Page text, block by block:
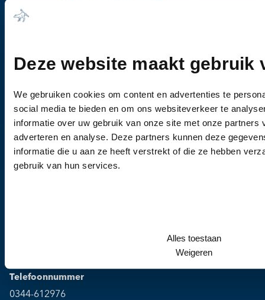
Deze website maakt gebruik
We gebruiken cookies om content en advertenties te
social media te bieden en om ons websiteverkeer te
informatie over uw gebruik van onze site met onze partners
adverteren en analyse. Deze partners kunnen deze
informatie die u aan ze heeft verstrekt of die ze hebben
gebruik van hun services.
Alles toestaan
Weigeren
Heb je vragen?
Wanneer u vragen heeft of een afspraak wil
opnemen.
Telefoonnummer
0344-612976